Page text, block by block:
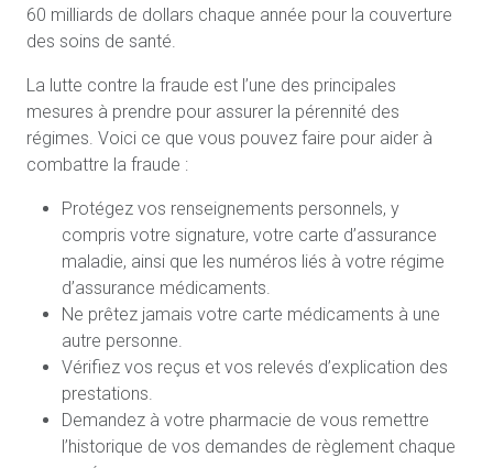
60 milliards de dollars chaque année pour la couverture
des soins de santé.
La lutte contre la fraude est l’une des principales
mesures à prendre pour assurer la pérennité des
régimes. Voici ce que vous pouvez faire pour aider à
combattre la fraude :
Protégez vos renseignements personnels, y
compris votre signature, votre carte d’assurance
maladie, ainsi que les numéros liés à votre régime
d’assurance médicaments.
Ne prêtez jamais votre carte médicaments à une
autre personne.
Vérifiez vos reçus et vos relevés d’explication des
prestations.
Demandez à votre pharmacie de vous remettre
l’historique de vos demandes de règlement chaque